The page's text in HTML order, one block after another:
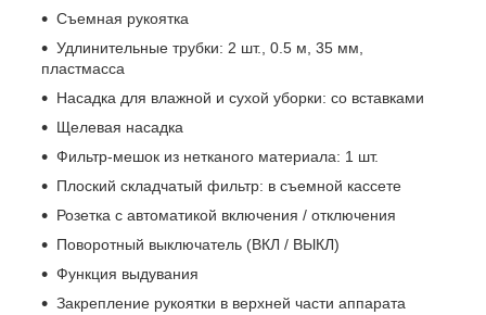
Съемная рукоятка
Удлинительные трубки: 2 шт., 0.5 м, 35 мм,
пластмасса
Насадка для влажной и сухой уборки: со вставками
Щелевая насадка
Фильтр-мешок из нетканого материала: 1 шт.
Плоский складчатый фильтр: в съемной кассете
Розетка с автоматикой включения / отключения
Поворотный выключатель (ВКЛ / ВЫКЛ)
Функция выдувания
Закрепление рукоятки в верхней части аппарата